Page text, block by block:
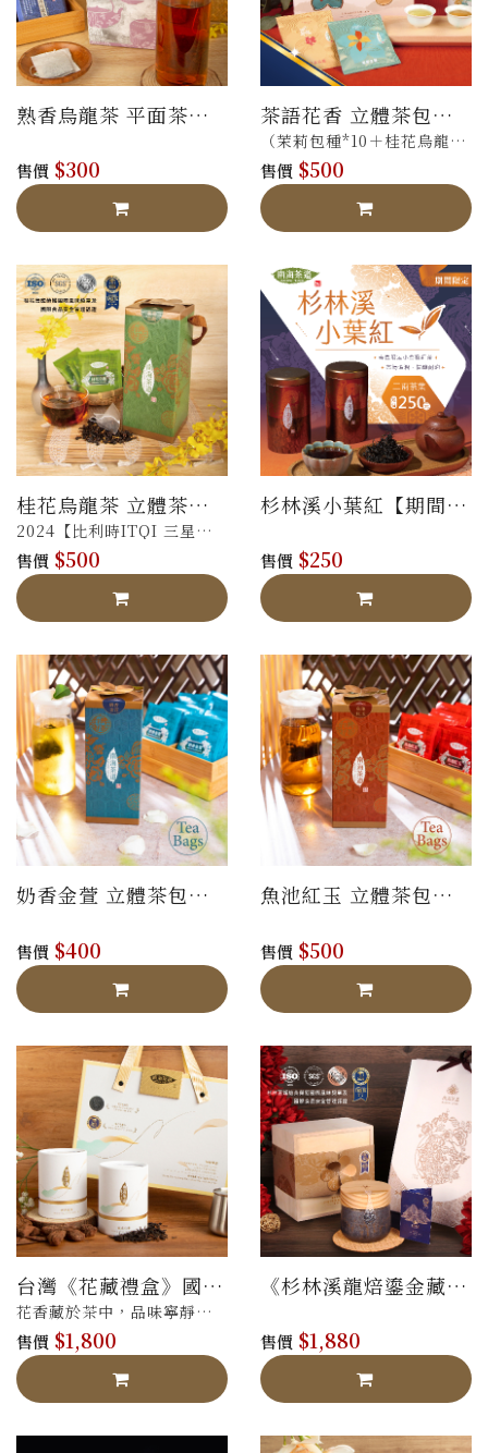
熟香烏龍茶 平面茶包
售價 $300
茶語花香 立體茶包禮
盒
（茉莉包種*10＋桂花烏龍
*10）
售價 $500
桂花烏龍茶 立體茶包
禮盒
2024【比利時ITQI 三星】
【法國AVPA 銀
牌】，
榮獲獲國際認證，風味值得
售價 $500
杉林溪小葉紅【期間限
售價 $250
奶香金萱 立體茶包禮
售價 $400
魚池紅玉 立體茶包禮
售價 $500
台灣《花藏禮盒》國際
認可-法國AVPA 銀牌 /
比利時ITQI 3 星獎
花香藏於茶中，品味寧靜滿
足-桂花烏龍75g+蜜香紅茶
50g 精裝
售價 $1,800
《杉林溪龍焙鎏金藏
比利時ITQI 2星獎
售價 $1,880